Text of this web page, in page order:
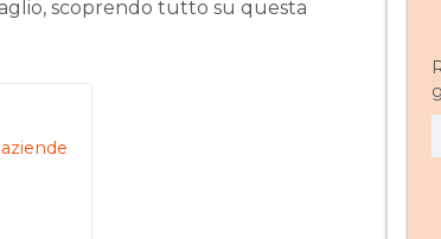
scoprendo tutto su questa